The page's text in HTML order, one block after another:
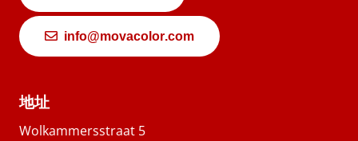
info@movacolor.com
地址
Wolkammersstraat 5